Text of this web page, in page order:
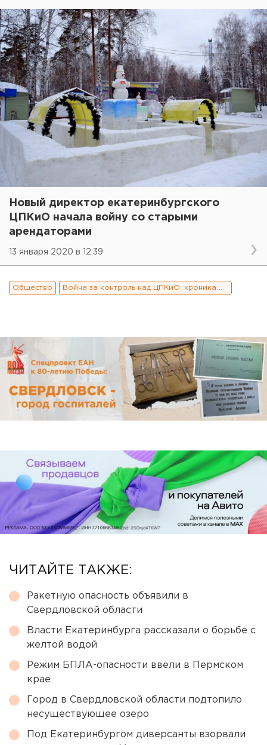
Новый директор екатеринбургского
ЦПКиО начала войну со старыми
арендаторами
13 января 2020 в 12:39
Общество
ЧИТАЙТЕ ТАКЖЕ:
Ракетную опасность объявили в
Свердловской области
Власти Екатеринбурга рассказали о борьбе с
желтой водой
Режим БПЛА-опасности ввели в Пермском
крае
Город в Свердловской области подтопило
несуществующее озеро
Под Екатеринбургом диверсанты взорвали